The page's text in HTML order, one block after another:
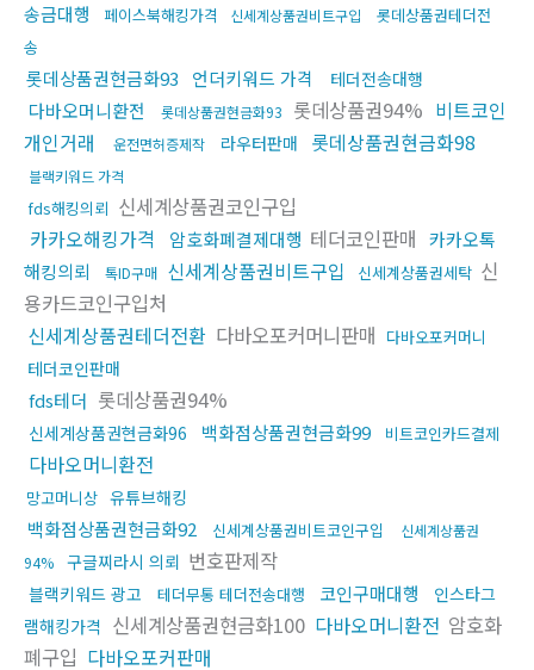
송금대행
페이스북해킹가격 신세계상품권비트구입
롯데상품권테더전
송
롯데상품권현금화93 언더키워드 가격 테더전송대행
다바오머니환전 롯데상품권현금화93 롯데상품권94% 비트코인
개인거래
운전면허증제작 라우터판매 롯데상품권현금화98
블랙키워드 가격
fds해킹의뢰 신세계상품권코인구입
카카오해킹가격
암호화폐결제대행 테더코인판매 카카오톡
해킹의뢰
톡ID구매 신세계상품권비트구입 신세계상품권세탁 신
용카드코인구입처
신세계상품권테더전환 다바오포커머니판매 다바오포커머니
테더코인판매
fds테더 롯데상품권94%
신세계상품권현금화96 백화점상품권현금화99 비트코인카드결제
다바오머니환전
망고머니상 유튜브해킹
백화점상품권현금화92 신세계상품권비트코인구입
신세계상품권
94%
구글찌라시 의뢰 번호판제작
블랙키워드 광고 테더무통 테더전송대행 코인구매대행
인스타그
램해킹가격 신세계상품권현금화100 다바오머니환전 암호화
폐구입 다바오포커판매